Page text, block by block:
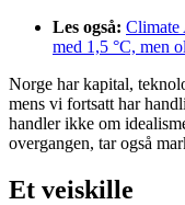
Les også: Climate
med 1,5 °C, men
Norge har kapital,
mens vi fortsatt har
handler ikke om
overgangen, tar også
Et veiskille